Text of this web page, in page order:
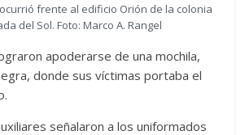
frente al edificio Orión de la colonia
del Sol. Foto: Marco A. Rangel
apoderarse de una mochila,
donde sus víctimas portaba el
señalaron a los uniformados